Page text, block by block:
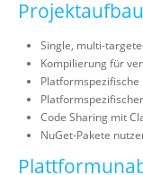
Projektaufbau
Single, multi-
Kompilierung für
Platformspezifische
Code Sharing mit
NuGet-Pakete